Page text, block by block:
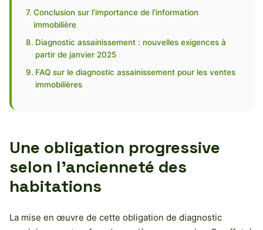
Conclusion sur l’importance de l’information
immobilière
Diagnostic assainissement : nouvelles exigences à
partir de janvier 2025
FAQ sur le diagnostic assainissement pour les ventes
immobilières
Une obligation progressive
selon l’ancienneté des
habitations
La mise en œuvre de cette obligation de diagnostic